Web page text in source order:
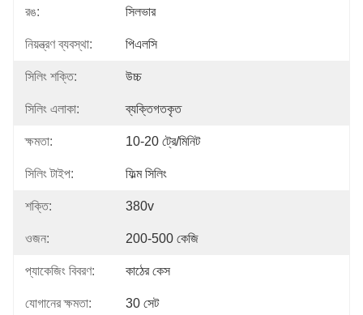
রঙ: সিলভার
নিয়ন্ত্রণ ব্যবস্থা: পিএলসি
সিলিং শক্তি: উচ্চ
সিলিং এলাকা: ব্যক্তিগতকৃত
ক্ষমতা: 10-20 ট্রে/মিনিট
সিলিং টাইপ: ফিল্ম সিলিং
শক্তি: 380v
ওজন: 200-500 কেজি
প্যাকেজিং বিবরণ: কাঠের কেস
যোগানের ক্ষমতা: 30 সেট